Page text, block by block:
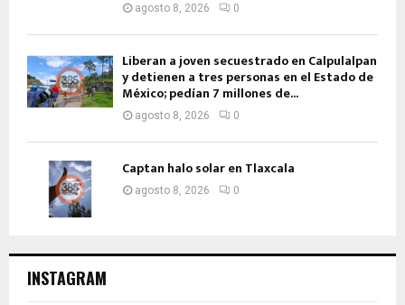
agosto 8, 2026 0
Liberan a joven secuestrado en Calpulalpan
y detienen a tres personas en el Estado de
México; pedían 7 millones de...
agosto 8, 2026 0
Captan halo solar en Tlaxcala
agosto 8, 2026 0
INSTAGRAM